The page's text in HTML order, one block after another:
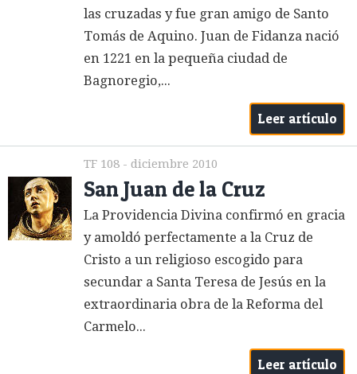
las cruzadas y fue gran amigo de Santo
Tomás de Aquino. Juan de Fidanza nació
en 1221 en la pequeña ciudad de
Bagnoregio,...
Leer artículo
TF 108 - diciembre 2010
San Juan de la Cruz
La Providencia Divina confirmó en gracia
y amoldó perfectamente a la Cruz de
Cristo a un religioso escogido para
secundar a Santa Teresa de Jesús en la
extraordinaria obra de la Reforma del
Carmelo...
Leer artículo